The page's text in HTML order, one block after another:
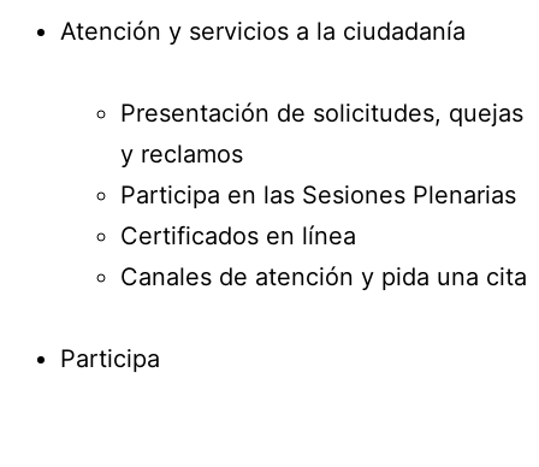
Atención y servicios a la ciudadanía
Presentación de solicitudes, quejas
y reclamos
Participa en las Sesiones Plenarias
Certificados en línea
Canales de atención y pida una cita
Participa